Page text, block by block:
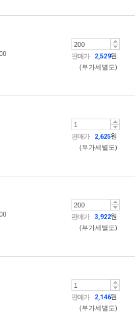
판매가 2,529원
(부가세별도)
판매가 2,625원
(부가세별도)
판매가 3,922원
(부가세별도)
판매가 2,146원
(부가세별도)